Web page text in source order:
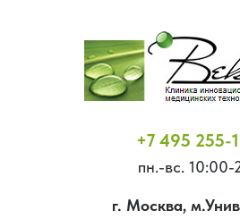
+7 495 255-
пн.-вс. 10:00-
г. Москва,